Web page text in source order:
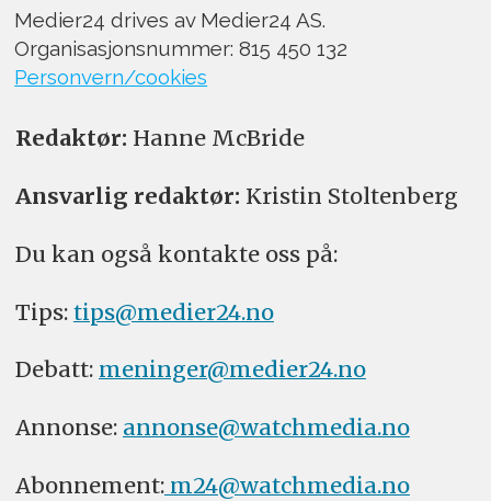
Medier24 drives av Medier24 AS.
Organisasjonsnummer: 815 450 132
Personvern/cookies
Redaktør: Hanne McBride
Ansvarlig redaktør: Kristin Stoltenberg
Du kan også kontakte oss på:
Tips: tips@medier24.no
Debatt: meninger@medier24.no
Annonse: annonse@watchmedia.no
Abonnement:m24@watchmedia.no